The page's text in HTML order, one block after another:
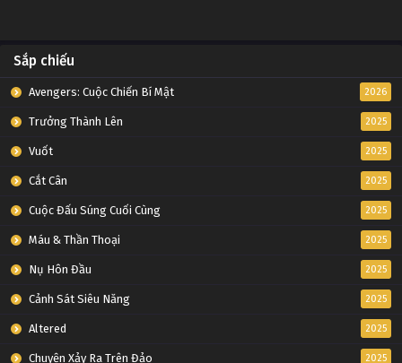
Sắp chiếu
Avengers: Cuộc Chiến Bí Mật 2026
Trưởng Thành Lên 2025
Vuốt 2025
Cắt Cân 2025
Cuộc Đấu Súng Cuối Cùng 2025
Máu & Thần Thoại 2025
Nụ Hôn Đầu 2025
Cảnh Sát Siêu Năng 2025
Altered 2025
Chuyện Xảy Ra Trên Đảo 2025